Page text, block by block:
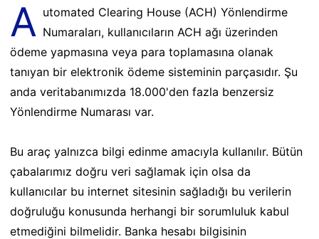
A utomated Clearing House (ACH) Yönlendirme
Numaraları, kullanıcıların ACH ağı üzerinden
ödeme yapmasına veya para toplamasına olanak
tanıyan bir elektronik ödeme sisteminin parçasıdır. Şu
anda veritabanımızda 18.000'den fazla benzersiz
Yönlendirme Numarası var.
Bu araç yalnızca bilgi edinme amacıyla kullanılır. Bütün
çabalarımız doğru veri sağlamak için olsa da
kullanıcılar bu internet sitesinin sağladığı bu verilerin
doğruluğu konusunda herhangi bir sorumluluk kabul
etmediğini bilmelidir. Banka hesabı bilgisinin